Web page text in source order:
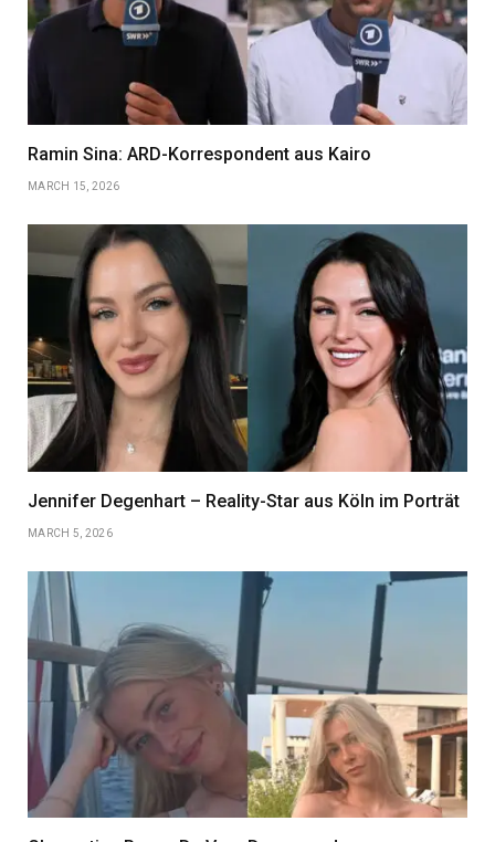
Ramin Sina: ARD-Korrespondent aus Kairo
MARCH 15, 2026
Jennifer Degenhart – Reality-Star aus Köln im Porträt
MARCH 5, 2026